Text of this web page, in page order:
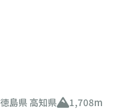
徳島県 高知県 1,708m